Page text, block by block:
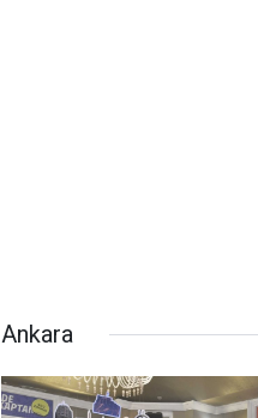
Ankara